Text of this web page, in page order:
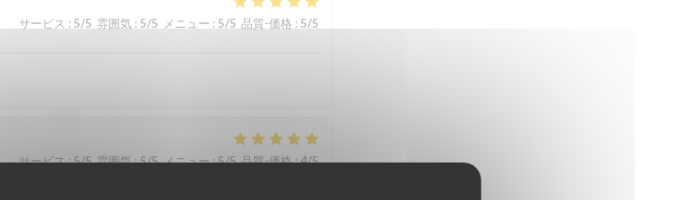
サービス : 5/5 雰囲気: 5/5 メニュー : 5/5 品質-価格 : 5/5
サービス:5/5 雰囲気:5/5 メニュー:5/5 品質-価格:4/5